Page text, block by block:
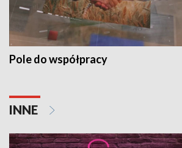
Pole do współpracy
INNE